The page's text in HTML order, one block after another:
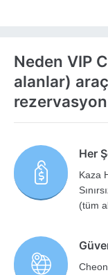
Neden VIP
alanlar)
Her
Kaza
(tüm